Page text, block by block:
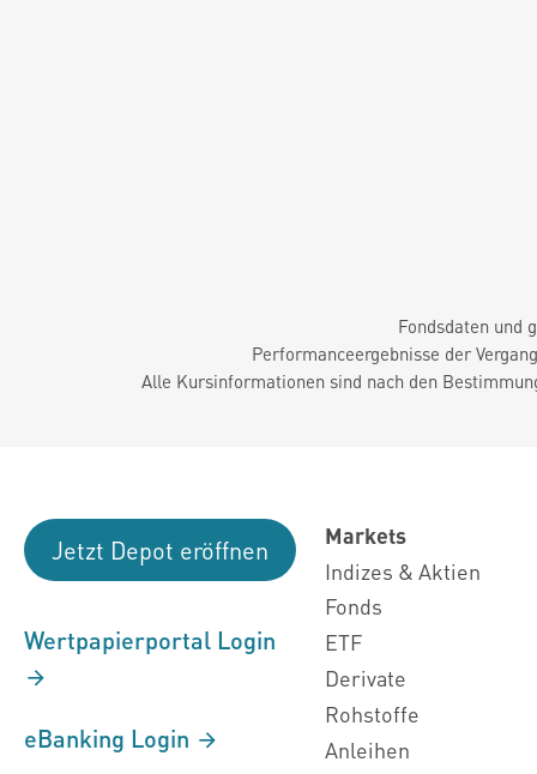
Fondsdaten und
Performanceergebnisse der
Alle Kursinformationen sind nach den
Jetzt Depot eröffnen
Wertpapierportal Login
eBanking Login
Markets
Indizes & Aktien
Fonds
ETF
Derivate
Rohstoffe
Anleihen